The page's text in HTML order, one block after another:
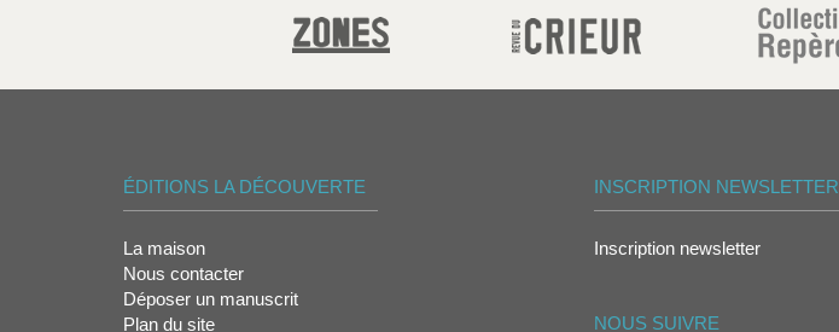
ÉDITIONS LA DÉCOUVERTE
La maison
Nous contacter
Déposer un manuscrit
Plan du site
INSCRIPTION NEWSLETTER
Inscription newsletter
NOUS SUIVRE